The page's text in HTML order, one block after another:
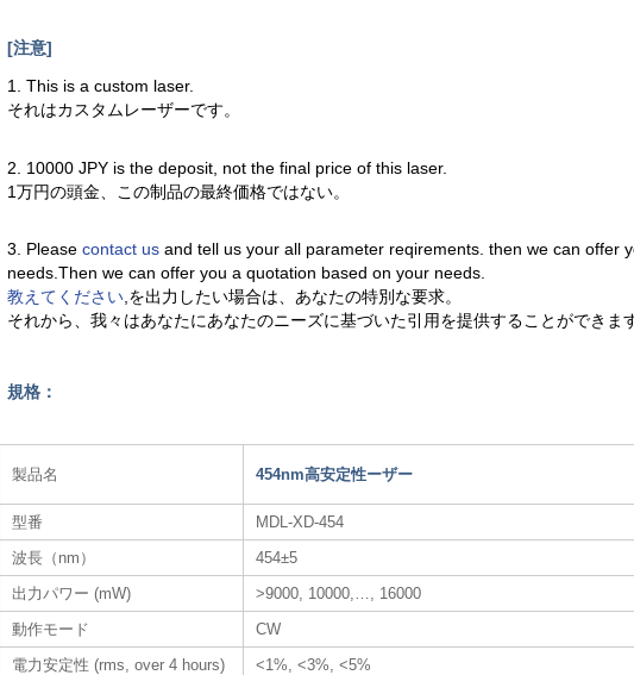
[注意]
1. This is a custom laser.
それはカスタムレーザーです。
2. 10000 JPY is the deposit, not the final price of this laser.
1万円の頭金、この制品の最終価格ではない。
3. Pleasecontact usand tell us your all parameter reqirements. then we can offer
needs.Then we can offer you a quotation based on your needs.
教えてください,を出力したい場合は、あなたの特別な要求。
それから、我々はあなたにあなたのニーズに基づいた引用を提供することができま
規格：
製品名 454nm高安定性ーザー
型番
MDL-XD-454
波長（nm）
454±5
出力パワー (mW)
>9000, 10000,…, 16000
動作モード
CW
電力安定性 (rms, over 4 hours)
<1%, <3%, <5%